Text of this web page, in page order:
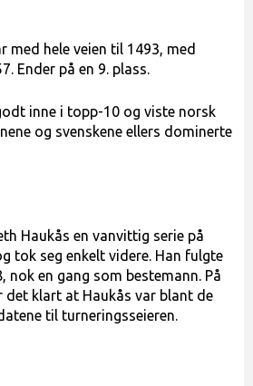
med hele veien til 1493, med
Ender på en 9. plass.
inne i topp-10 og viste norsk
og svenskene ellers dominerte
Haukås en vanvittig serie på
tok seg enkelt videre. Han fulgte
nok en gang som bestemann. På
klart at Haukås var blant de
til turneringsseieren.